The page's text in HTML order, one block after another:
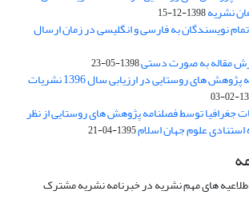
نشریه1398-12-15
نویسندگان به فارسی و انگلیسی در زمان ارسال
مقاله به صورت دستی1398-05-23
کسب رتبه A فصلنامه پژوهش های روستایی در ارزیابی سال 1396 نشریات
جغرافیا توسط فصلنامه پژوهش های روستایی از نظر
استنادی علوم جهان اسلام1395-04-21
های مهم نشریه در خبرنامه نشریه مشترک